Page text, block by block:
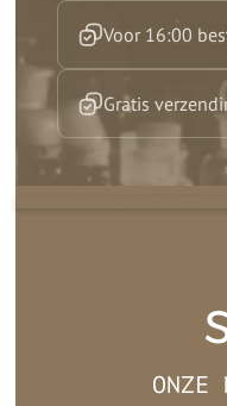
Voor 16:00
Gratis
ONZE